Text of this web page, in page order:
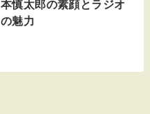
本慎太郎の素顔とラジオ
の魅力